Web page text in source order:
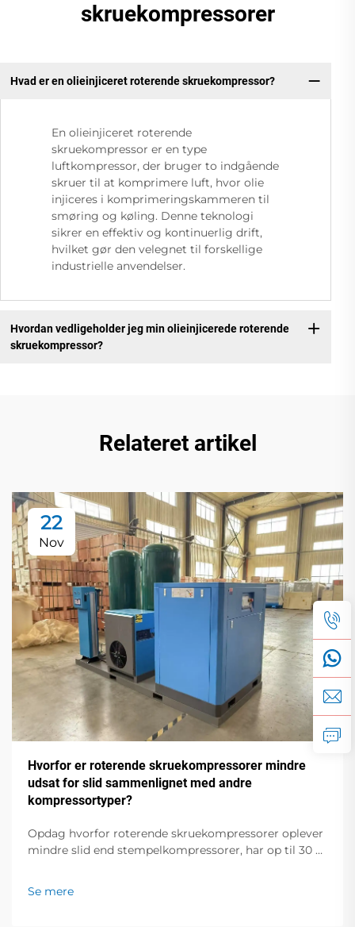
skruekompressorer
Hvad er en olieinjiceret roterende skruekompressor?
En olieinjiceret roterende
skruekompressor er en type
luftkompressor, der bruger to indgående
skruer til at komprimere luft, hvor olie
injiceres i komprimeringskammeren til
smøring og køling. Denne teknologi
sikrer en effektiv og kontinuerlig drift,
hvilket gør den velegnet til forskellige
industrielle anvendelser.
Hvordan vedligeholder jeg min olieinjicerede roterende
skruekompressor?
Relateret artikel
22
Nov
Hvorfor er roterende skruekompressorer mindre
udsat for slid sammenlignet med andre
kompressortyper?
Opdag hvorfor roterende skruekompressorer oplever
mindre slid end stempelkompressorer, har op til 30 %
Se mere